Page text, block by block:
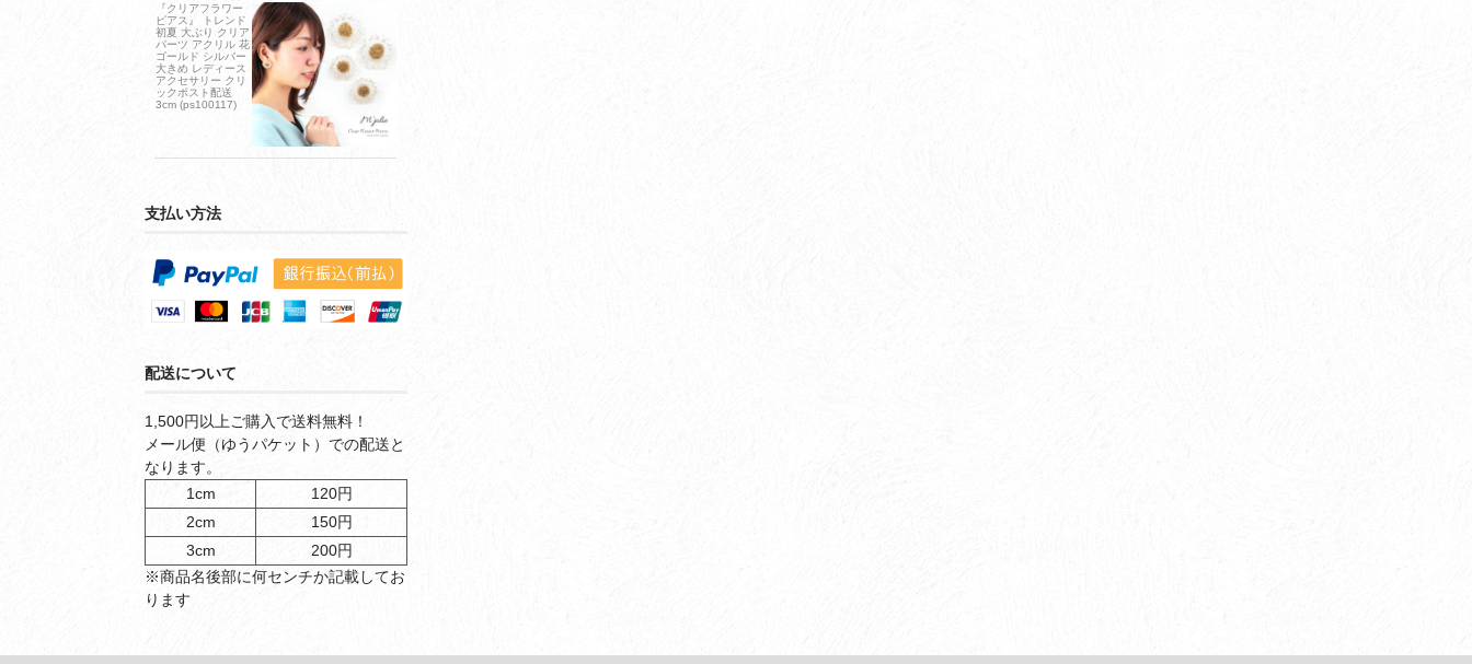
『クリアフラワー
ピアス』 トレンド
初夏 大ぶり クリア
パーツ アクリル 花
ゴールド シルバー
大きめ レディース
アクセサリー クリ
ックポスト配送
3cm (ps100117)
支払い方法
配送について
1,500円以上ご購入で送料無料！
メール便（ゆうパケット）での配送と
なります。
1cm
120円
2cm
150円
3cm
200円
※商品名後部に何センチか記載してお
ります